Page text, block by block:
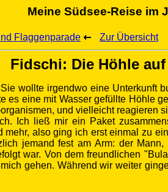
Meine Südsee-Reise im
Flaggenparade Zur Übersicht
Fidschi: Die Höhle auf
wollte irgendwo eine
es eine mit Wasser gefüllte Höhle
und vielleicht reagieren
Ich ließ mir ein Paket
also ging ich erst einmal zu
jemand fest am Arm: der
war. Von dem freundlichen
gehen. Während wir weiter